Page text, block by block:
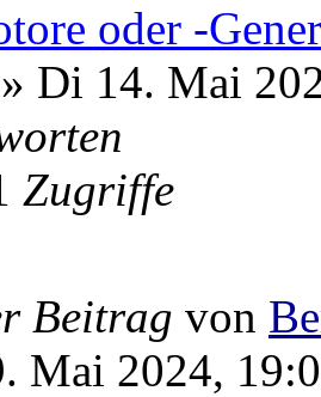
oder -
» Di 14. Mai
Zugriffe
Beitrag von
Mai 2024,